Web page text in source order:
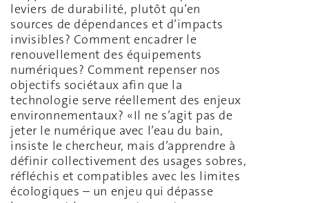
leviers de durabilité, plutôt qu’en
sources de dépendances et d’impacts
invisibles? Comment encadrer le
renouvellement des équipements
numériques? Comment repenser nos
objectifs sociétaux afin que la
technologie serve réellement des enjeux
environnementaux? «Il ne s’agit pas de
jeter le numérique avec l’eau du bain,
insiste le chercheur, mais d’apprendre à
définir collectivement des usages sobres,
réfléchis et compatibles avec les limites
écologiques – un enjeu qui dépasse